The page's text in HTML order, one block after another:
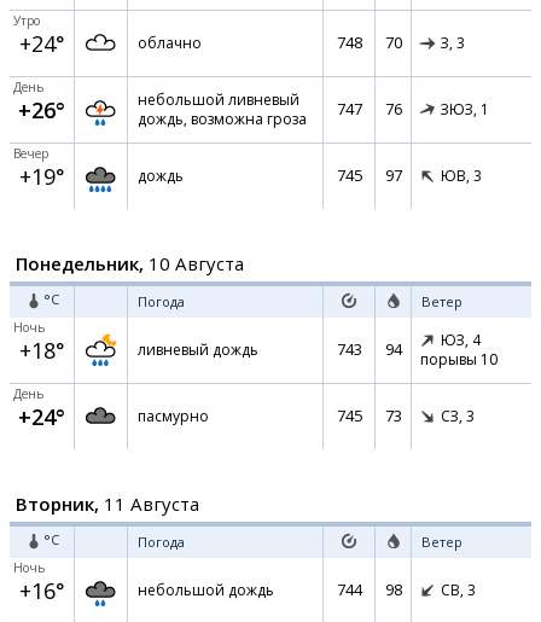
Утро
+24° облачно 748 70 З, 3
День
+26°
небольшой ливневый
дождь, возможна гроза
747 76 ЗЮЗ, 1
Вечер
+19° дождь 745 97 ЮВ, 3
Понедельник, 10 Августа
°C Погода Ветер
Ночь
+18° ливневый дождь 743 94 ЮЗ, 4
порывы 10
День
+24° пасмурно 745 73 СЗ, 3
Вторник, 11 Августа
°C Погода Ветер
Ночь
+16° небольшой дождь 744 98 СВ, 3